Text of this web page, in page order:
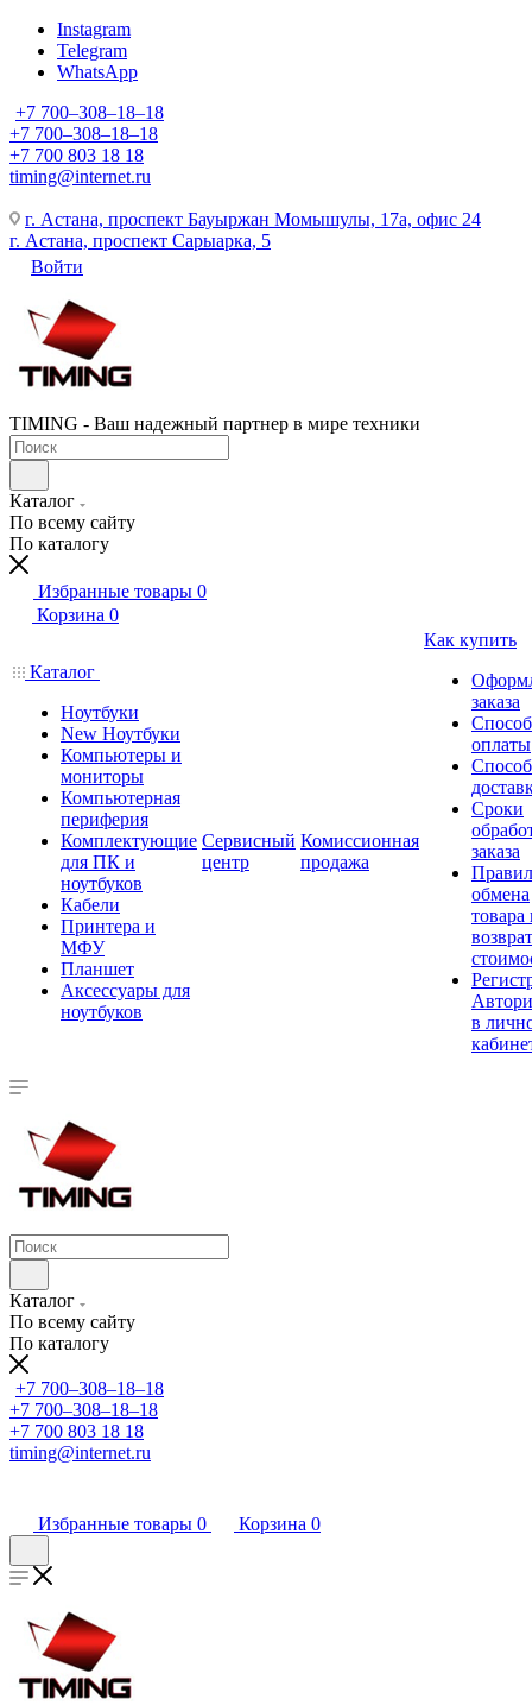
Instagram
Telegram
WhatsApp
+7 700‒308‒18‒18
+7 700‒308‒18‒18
+7 700 803 18 18
timing@internet.ru
г. Астана, проспект Бауыржан Момышулы, 17а, офис 24
г. Астана, проспект Сарыарка, 5
Войти
TIMING - Ваш надежный партнер в мире техники
Каталог
По всему сайту
По каталогу
Избранные товары 0
Корзина 0
Каталог
Ноутбуки
New Ноутбуки
Компьютеры и
мониторы
Компьютерная
периферия
Комплектующие
для ПК и
ноутбуков
Кабели
Принтера и
МФУ
Планшет
Аксессуары для
ноутбуков
Сервисный
центр
Комиссионная
продажа
Как купить
заказа
оплаты
Сроки
заказа
обмена
товара
в
Каталог
По всему сайту
По каталогу
+7 700‒308‒18‒18
+7 700‒308‒18‒18
+7 700 803 18 18
timing@internet.ru
Избранные товары 0 Корзина 0